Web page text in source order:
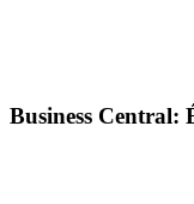
Business Central: